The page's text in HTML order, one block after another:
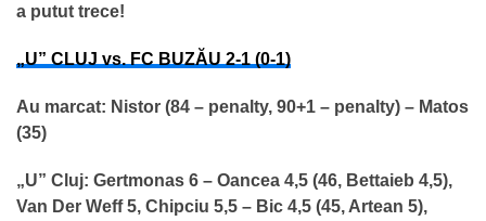
a putut trece!
„U” CLUJ vs. FC BUZĂU 2-1 (0-1)
Au marcat: Nistor (84 – penalty, 90+1 – penalty) – Matos
(35)
„U” Cluj: Gertmonas 6 – Oancea 4,5 (46, Bettaieb 4,5),
Van Der Weff 5, Chipciu 5,5 – Bic 4,5 (45, Artean 5),